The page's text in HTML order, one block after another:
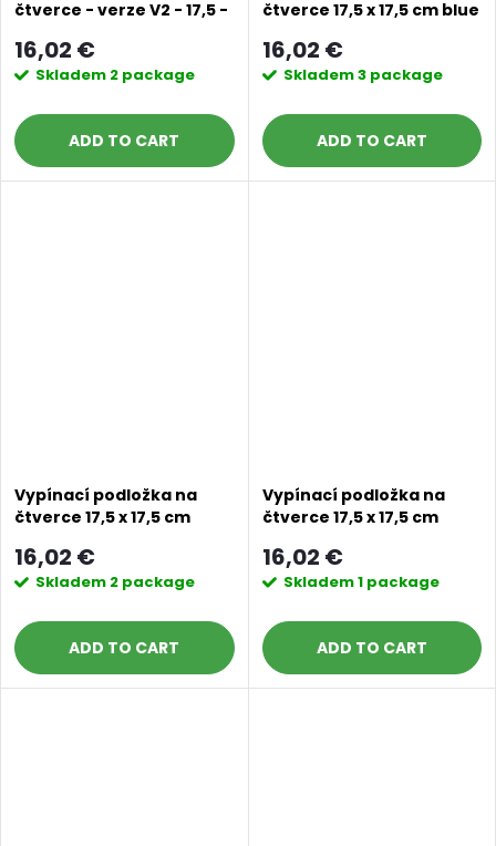
čtverce - verze V2 - 17,5 -
16,02 €
Skladem 2 package
ADD TO CART
čtverce 17,5 x 17,5 cm blue
16,02 €
Skladem3 package
ADD TO CART
Vypínací podložka na
čtverce 17,5 x 17,5 cm
16,02 €
Skladem 2 package
ADD TO CART
Vypínací podložka na
čtverce 17,5 x 17,5 cm
16,02 €
Skladem1 package
ADD TO CART